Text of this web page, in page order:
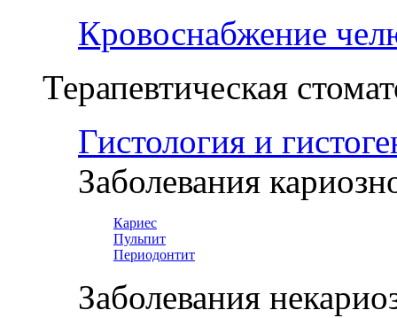
Кровоснабжение
Терапевтическая
Гистология и
Заболевания
Кариес
Пульпит
Периодонтит
Заболевания